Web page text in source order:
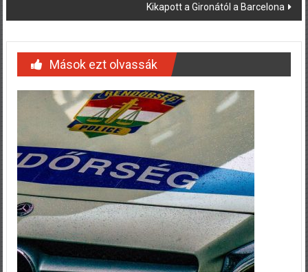
Kikapott a Gironától a Barcelona
Mások ezt olvassák